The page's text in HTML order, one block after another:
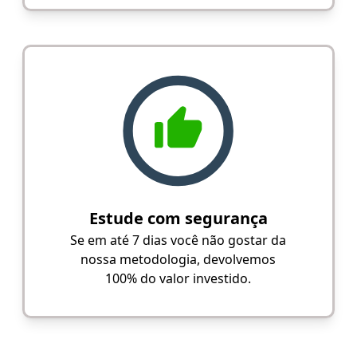
Estude com segurança
Se em até 7 dias você não gostar da
nossa metodologia, devolvemos
100% do valor investido.